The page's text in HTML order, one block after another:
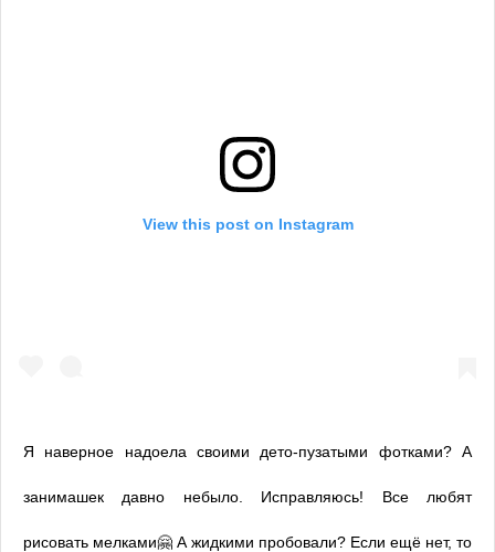
View this post on Instagram
Я наверное надоела своими дето-пузатыми фотками? А
занимашек давно небыло. Исправляюсь! Все любят
рисовать мелками🤗 А жидкими пробовали? Если ещё нет, то